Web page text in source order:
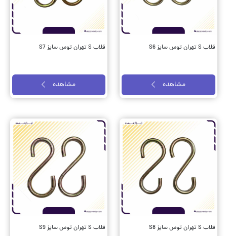
قلاب S تهران توس سایز S6
مشاهده
قلاب S تهران توس سایز S7
مشاهده
قلاب S تهران توس سایز S8 قلاب S تهران توس سایز S9